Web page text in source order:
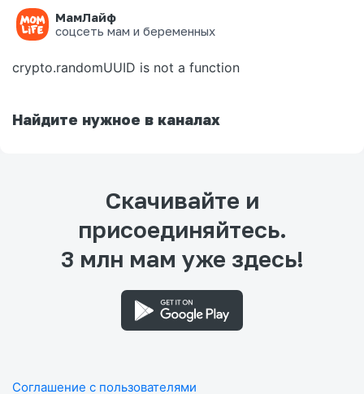
МамЛайф
соцсеть мам и беременных
Ошибка на странице
crypto.randomUUID is not a function
Найдите нужное в каналах
Скачивайте и
присоединяйтесь.
3 млн мам уже здесь!
Соглашение с пользователями